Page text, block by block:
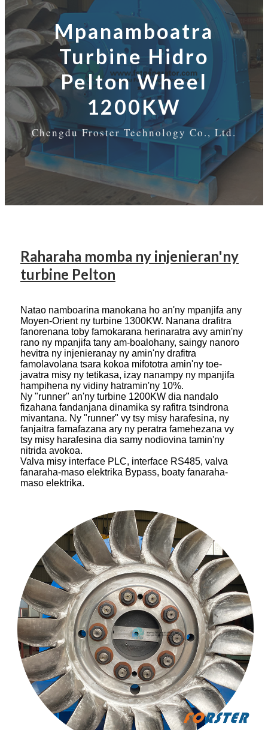
Mpanamboatra
Turbine Hidro
Pelton Wheel
1200KW
Chengdu Froster Technology Co., Ltd.
Raharaha momba ny injenieran'ny
turbine Pelton
Natao namboarina manokana ho an'ny mpanjifa any
Moyen-Orient ny turbine 1300KW. Nanana drafitra
fanorenana toby famokarana herinaratra avy amin'ny
rano ny mpanjifa tany am-boalohany, saingy nanoro
hevitra ny injenieranay ny amin'ny drafitra
famolavolana tsara kokoa mifototra amin'ny toe-
javatra misy ny tetikasa, izay nanampy ny mpanjifa
hampihena ny vidiny hatramin'ny 10%.
Ny "runner" an'ny turbine 1200KW dia nandalo
fizahana fandanjana dinamika sy rafitra tsindrona
mivantana. Ny "runner" vy tsy misy harafesina, ny
fanjaitra famafazana ary ny peratra famehezana vy
tsy misy harafesina dia samy nodiovina tamin'ny
nitrida avokoa.
Valva misy interface PLC, interface RS485, valva
fanaraha-maso elektrika Bypass, boaty fanaraha-
maso elektrika.